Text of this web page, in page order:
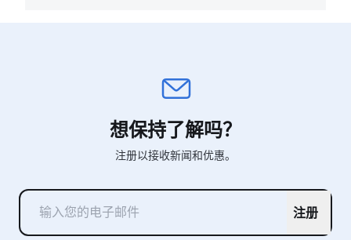
想保持了解吗？
注册以接收新闻和优惠。
注册